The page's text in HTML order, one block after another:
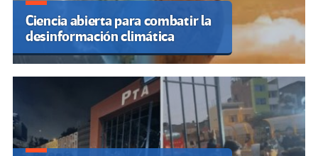
Ciencia abierta para combatir la
desinformación climática